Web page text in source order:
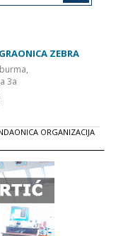
ZEBRA
3a
ORGANIZACIJA